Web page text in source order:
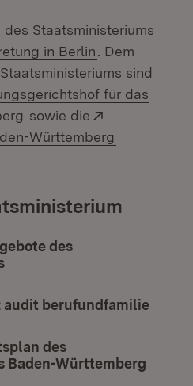
Staatsministeriums
in Berlin
. Dem
sind
für das
(Öffnet in neuem Fenster)
sowie die
Württemberg
des
audit berufundfamilie
des
Baden-Württemberg